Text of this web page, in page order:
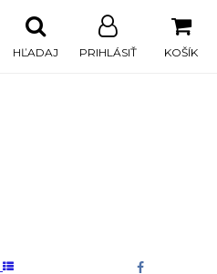
KOŠÍK
PRIHLÁSIŤ
HĽADAJ